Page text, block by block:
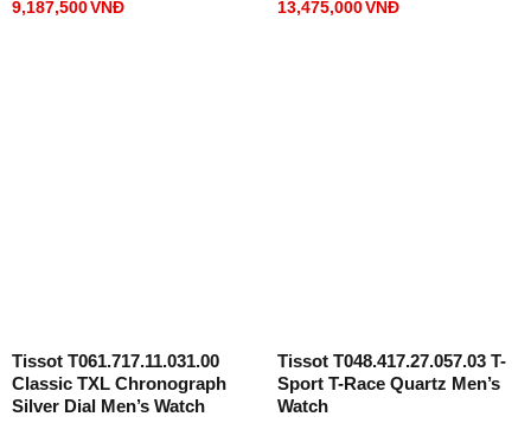
9,187,500VNĐ
13,475,000VNĐ
Tissot T061.717.11.031.00
Classic TXL Chronograph
Silver Dial Men’s Watch
Tissot T048.417.27.057.03 T-
Sport T-Race Quartz Men’s
Watch